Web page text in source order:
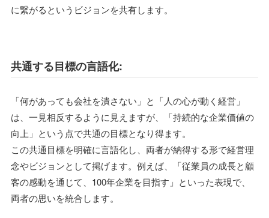
に繋がるというビジョンを共有します。
共通する目標の言語化:
「何があっても会社を潰さない」と「人の心が動く経営」
は、一見相反するように見えますが、「持続的な企業価値の
向上」という点で共通の目標となり得ます。
この共通目標を明確に言語化し、両者が納得する形で経営理
念やビジョンとして掲げます。例えば、「従業員の成長と顧
客の感動を通じて、100年企業を目指す」といった表現で、
両者の思いを統合します。